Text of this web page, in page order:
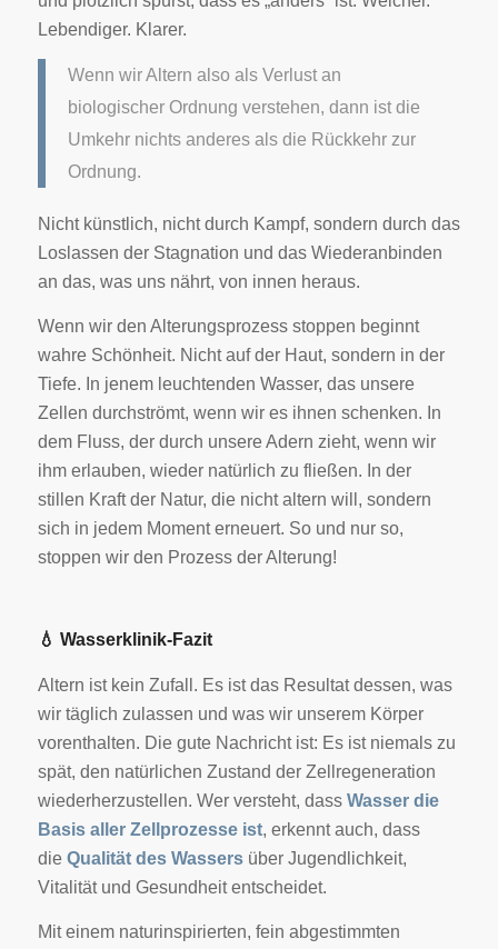
Lebendiger. Klarer.
Wenn wir Altern also als Verlust an
biologischer Ordnung verstehen, dann ist die
Umkehr nichts anderes als die Rückkehr zur
Ordnung.
Nicht künstlich, nicht durch Kampf, sondern durch das
Loslassen der Stagnation und das Wiederanbinden
an das, was uns nährt, von innen heraus.
Wenn wir den Alterungsprozess stoppen beginnt
wahre Schönheit. Nicht auf der Haut, sondern in der
Tiefe. In jenem leuchtenden Wasser, das unsere
Zellen durchströmt, wenn wir es ihnen schenken. In
dem Fluss, der durch unsere Adern zieht, wenn wir
ihm erlauben, wieder natürlich zu fließen. In der
stillen Kraft der Natur, die nicht altern will, sondern
sich in jedem Moment erneuert. So und nur so,
stoppen wir den Prozess der Alterung!
💧 Wasserklinik-Fazit
Altern ist kein Zufall. Es ist das Resultat dessen, was
wir täglich zulassen und was wir unserem Körper
vorenthalten. Die gute Nachricht ist: Es ist niemals zu
spät, den natürlichen Zustand der Zellregeneration
wiederherzustellen. Wer versteht, dass Wasser die
Basis aller Zellprozesse ist, erkennt auch, dass
die Qualität des Wassersüber Jugendlichkeit,
Vitalität und Gesundheit entscheidet.
Mit einem naturinspirierten, fein abgestimmten